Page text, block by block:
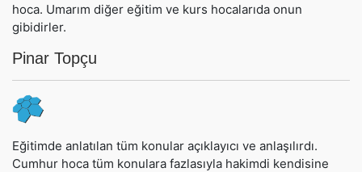
hoca. Umarım diğer eğitim ve kurs hocalarıda onun
gibidirler.
Pinar Topçu
Eğitimde anlatılan tüm konular açıklayıcı ve anlaşılırdı.
Cumhur hoca tüm konulara fazlasıyla hakimdi kendisine